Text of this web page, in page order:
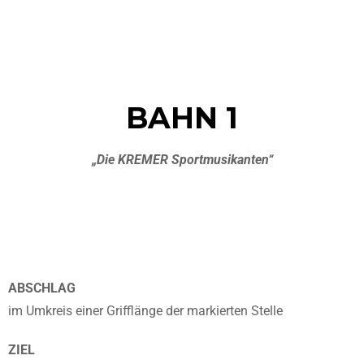
BAHN 1
„Die KREMER Sportmusikanten“
ABSCHLAG
im Umkreis einer Grifflänge der markierten Stelle
ZIEL